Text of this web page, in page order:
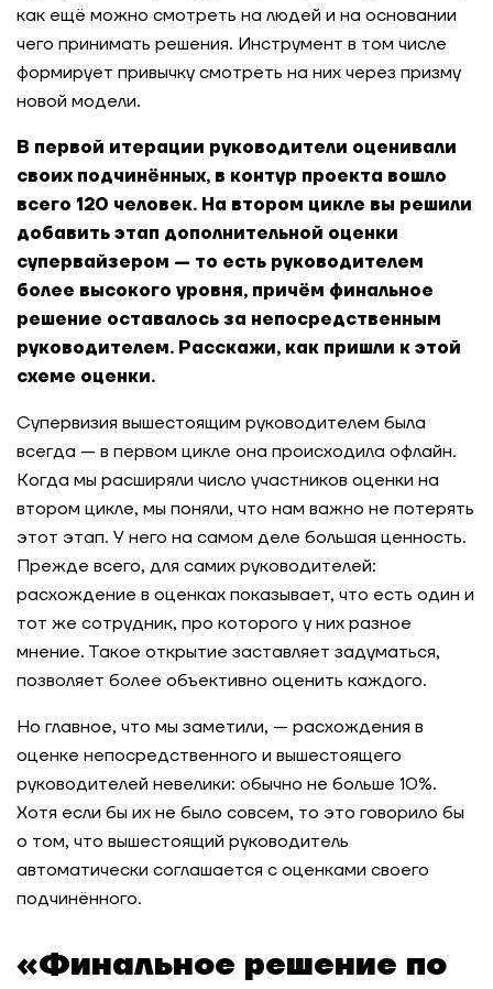
как ещё можно смотреть на людей и на основании
чего принимать решения. Инструмент в том числе
формирует привычку смотреть на них через призму
новой модели.
В первой итерации руководители оценивали
своих подчинённых, в контур проекта вошло
всего 120 человек. На втором цикле вы решили
добавить этап дополнительной оценки
супервайзером — то есть руководителем
более высокого уровня, причём финальное
решение оставалось за непосредственным
руководителем. Расскажи, как пришли к этой
схеме оценки.
Супервизия вышестоящим руководителем была
всегда — в первом цикле она происходила офлайн.
Когда мы расширяли число участников оценки на
втором цикле, мы поняли, что нам важно не потерять
этот этап. У него на самом деле большая ценность.
Прежде всего, для самих руководителей:
расхождение в оценках показывает, что есть один и
тот же сотрудник, про которого у них разное
мнение. Такое открытие заставляет задуматься,
позволяет более объективно оценить каждого.
Но главное, что мы заметили, — расхождения в
оценке непосредственного и вышестоящего
руководителей невелики: обычно не больше 10%.
Хотя если бы их не было совсем, то это говорило бы
о том, что вышестоящий руководитель
автоматически соглашается с оценками своего
подчинённого.
«Финальное решение по